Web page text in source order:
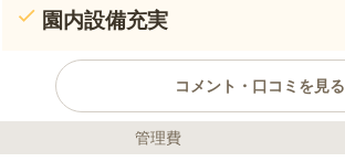
園内設備充実
コメント・口コミを見る
ライフドット編集部のコメント
管理費